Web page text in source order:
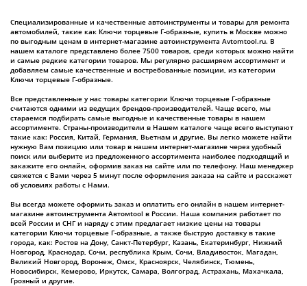
Специализированные и качественные автоинструменты и товары для ремонта
автомобилей, такие как Ключи торцевые Г-образные, купить в Москве можно
по выгодным ценам в интернет-магазине автоинструмента Avtomtool.ru. В
нашем каталоге представлено более 7500 товаров, среди которых можно найти
и самые редкие категории товаров. Мы регулярно расширяем ассортимент и
добавляем самые качественные и востребованные позиции, из категории
Ключи торцевые Г-образные.
Все представленные у нас товары категории Ключи торцевые Г-образные
считаются одними из ведущих брендов-производителей. Чаще всего, мы
стараемся подбирать самые выгодные и качественные товары в нашем
ассортименте. Страны-производители в Нашем каталоге чаще всего выступают
такие как: Россия, Китай, Германия, Вьетнам и другие. Вы легко можете найти
нужную Вам позицию или товар в нашем интернет-магазине через удобный
поиск или выберите из предложенного ассортимента наиболее подходящий и
закажите его онлайн, оформив заказ на сайте или по телефону. Наш менеджер
свяжется с Вами через 5 минут после оформления заказа на сайте и расскажет
об условиях работы с Нами.
Вы всегда можете оформить заказ и оплатить его онлайн в нашем интернет-
магазине автоинструмента Автомtool в России. Наша компания работает по
всей России и СНГ и наряду с этим предлагает низкие цены на товары
категории Ключи торцевые Г-образные, а также быструю доставку в такие
города, как: Ростов на Дону, Санкт-Петербург, Казань, Екатеринбург, Нижний
Новгород, Краснодар, Сочи, республика Крым, Сочи, Владивосток, Магадан,
Великий Новгород, Воронеж, Омск, Красноярск, Челябинск, Тюмень,
Новосибирск, Кемерово, Иркутск, Самара, Волгоград, Астрахань, Махачкала,
Грозный и другие.